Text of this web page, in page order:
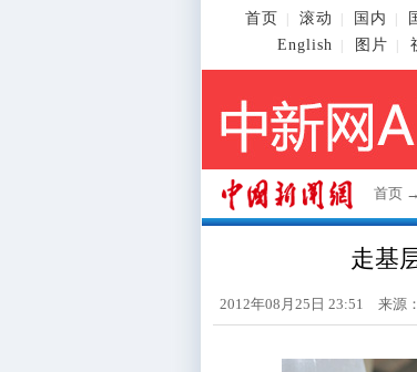
首页 滚动 国内
English
图片
首页 →
走基
2012年08月25日 23:51 来源：